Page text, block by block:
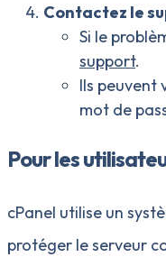
Contactez le
Si le
support.
Ils peuvent
mot de
Pour les
cPanel utilise un
protéger le serveur